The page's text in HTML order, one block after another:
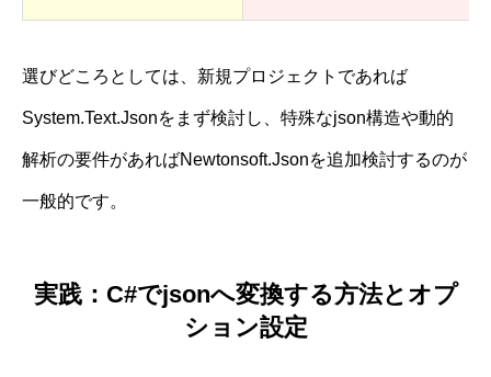
選びどころとしては、新規プロジェクトであれば
System.Text.Jsonをまず検討し、特殊なjson構造や動的
解析の要件があればNewtonsoft.Jsonを追加検討するのが
一般的です。
実践：C#でjsonへ変換する方法とオプ
ション設定